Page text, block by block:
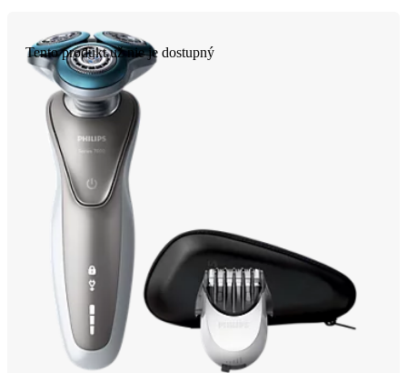
Tento produkt už nie je dostupný